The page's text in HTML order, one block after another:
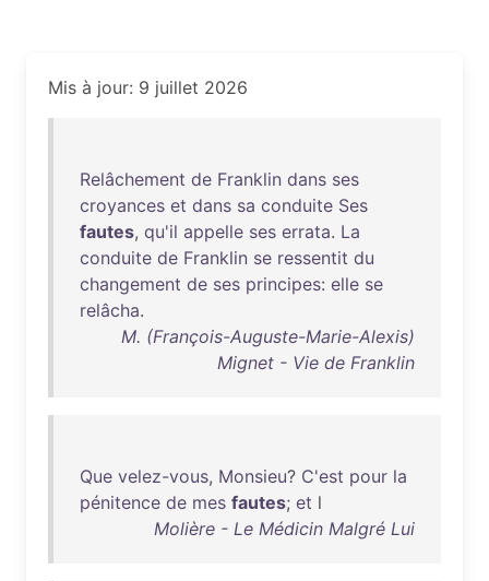
Mis à jour: 9 juillet 2026
Relâchement de Franklin dans ses
croyances et dans sa conduite Ses
fautes, qu'il appelle ses errata. La
conduite de Franklin se ressentit du
changement de ses principes: elle se
relâcha.
M. (François-Auguste-Marie-Alexis)
Mignet - Vie de Franklin
Que velez-vous, Monsieu? C'est pour la
pénitence de mes fautes; et l
Molière - Le Médicin Malgré Lui